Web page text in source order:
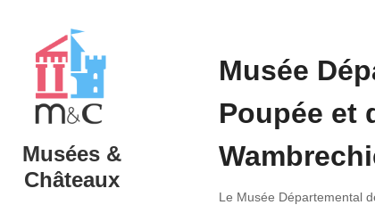
Musées &
Châteaux
Musée
Poupée et
Le Musée Départemental